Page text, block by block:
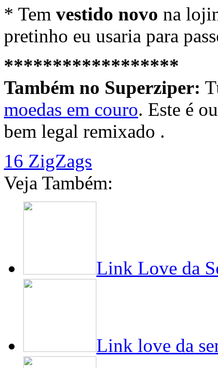
* Tem vestido novo na
pretinho eu usaria para
******************
Também no Superziper:
moedas em couro. Este é
bem legal remixado .
16 ZigZags
Veja Também:
Link Love da
Link love da